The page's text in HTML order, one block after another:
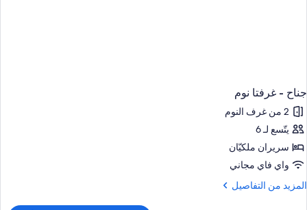
جناح - غرفتا نوم
2 من غرف النوم
يتّسع لـ 6
سريران ملكيّان
واي فاي مجاني
المزيد من التفاصيل
المزيد